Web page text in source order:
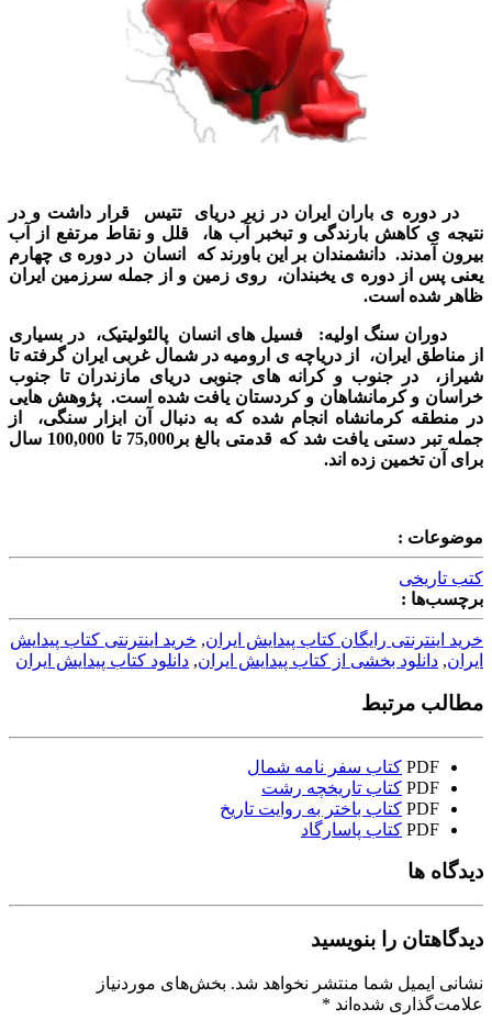
در دوره ی باران ایران در زیر دریای تتیس قرار داشت و در
نتیجه ی کاهش بارندگی و تبخبر آب ها، قلل و نقاط مرتفع از آب
بیرون آمدند. دانشمندان بر این باورند که انسان در دوره ی چهارم
یعنی پس از دوره ی یخبندان، روی زمین و از جمله سرزمین ایران
ظاهر شده است.
دوران سنگ اولیه: فسیل های انسان پالئولیتیک، در بسیاری
از مناطق ایران، از دریاچه ی ارومیه در شمال غربی ایران گرفته تا
شیراز، در جنوب و کرانه های جنوبی دریای مازندران تا جنوب
خراسان و کرمانشاهان و کردستان یافت شده است. پژوهش هایی
در منطقه کرمانشاه انجام شده که به دنبال آن ابزار سنگی، از
جمله تبر دستی یافت شد که قدمتی بالغ بر75,000 تا 100,000 سال
برای آن تخمین زده اند.
موضوعات :
کتب تاریخی
برچسب‌ها :
خرید اینترنتی رایگان کتاب پیدایش ایران, خرید اینترنتی کتاب پیدایش
ایران, دانلود بخشی از کتاب پیدایش ایران, دانلود کتاب پیدایش ایران
مطالب مرتبط
PDF کتاب سفر نامه شمال
PDF کتاب تاریخچه رشت
PDF کتاب باختر به روایت تاریخ
PDF کتاب پاسارگاد
دیدگاه ها
دیدگاهتان را بنویسید
نشانی ایمیل شما منتشر نخواهد شد. بخش‌های موردنیاز
علامت‌گذاری شده‌اند *